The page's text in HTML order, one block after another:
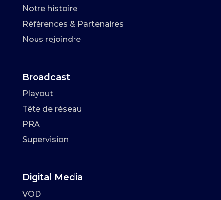
Notre histoire
Références & Partenaires
Nous rejoindre
Broadcast
Playout
Tête de réseau
PRA
Supervision
Digital Media
VOD